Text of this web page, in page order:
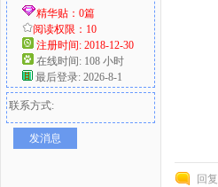
精华贴：0篇
阅读权限：10
注册时间: 2018-12-30
在线时间: 108 小时
最后登录: 2026-8-1
联系方式:
发消息
回复